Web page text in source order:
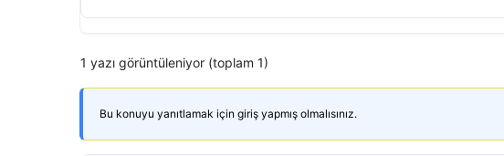
1 yazı görüntüleniyor (toplam 1)
Bu konuyu yanıtlamak için giriş yapmış olmalısınız.